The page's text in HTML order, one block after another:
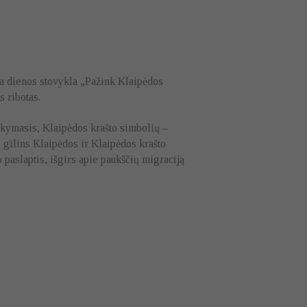
dienos stovykla „Pažink Klaipėdos
ribotas.
Klaipėdos krašto simbolių –
Klaipėdos ir Klaipėdos krašto
paslaptis, išgirs apie paukščių migraciją